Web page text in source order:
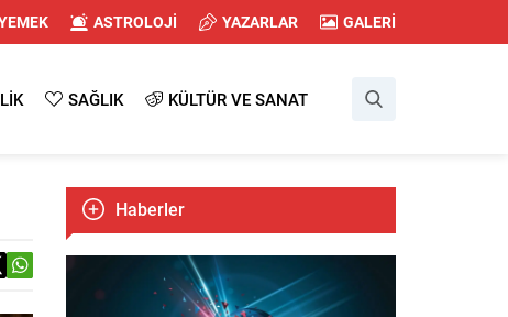
ASTROLOJİ YAZARLAR GALERİ
SAĞLIK KÜLTÜR VE SANAT
Haberler